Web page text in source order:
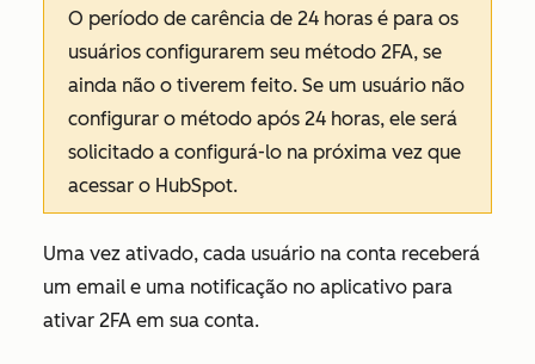
O período de carência de 24 horas é para os
usuários configurarem seu método 2FA, se
ainda não o tiverem feito. Se um usuário não
configurar o método após 24 horas, ele será
solicitado a configurá-lo na próxima vez que
acessar o HubSpot.
Uma vez ativado, cada usuário na conta receberá
um email e uma notificação no aplicativo para
ativar 2FA em sua conta.